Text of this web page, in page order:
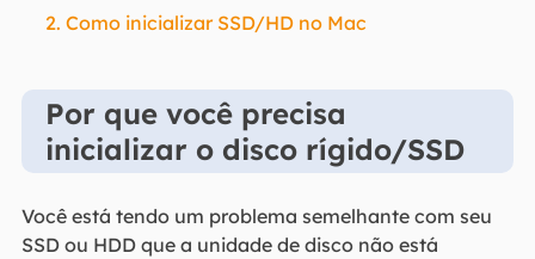
2. Como inicializar SSD/HD no Mac
Por que você precisa
inicializar o disco rígido/SSD
Você está tendo um problema semelhante com seu
SSD ou HDD que a unidade de disco não está